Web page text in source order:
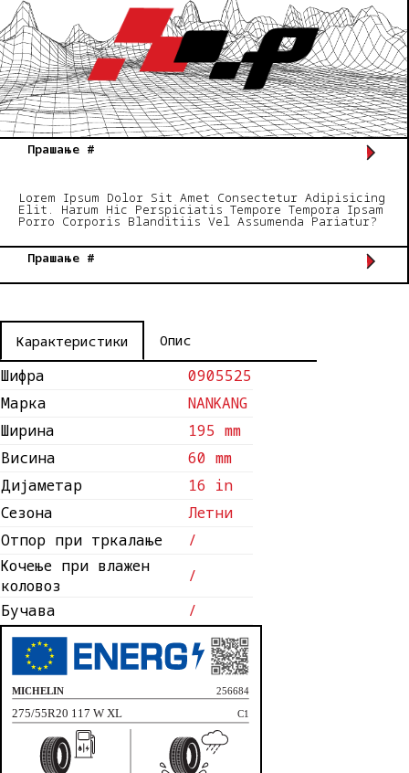
Прашање #
Lorem Ipsum Dolor Sit Amet Consectetur Adipisicing
Elit. Harum Hic Perspiciatis Tempore Tempora Ipsam
Porro Corporis Blanditiis Vel Assumenda Pariatur?
Прашање #
Карактеристики Опис
Шифра
0905525
Марка
NANKANG
Ширина
195 mm
Висина
60 mm
Дијаметар
16 in
Сезона
Летни
Отпор при тркалање
/
Кочење при влажен
коловоз
/
Бучава
/